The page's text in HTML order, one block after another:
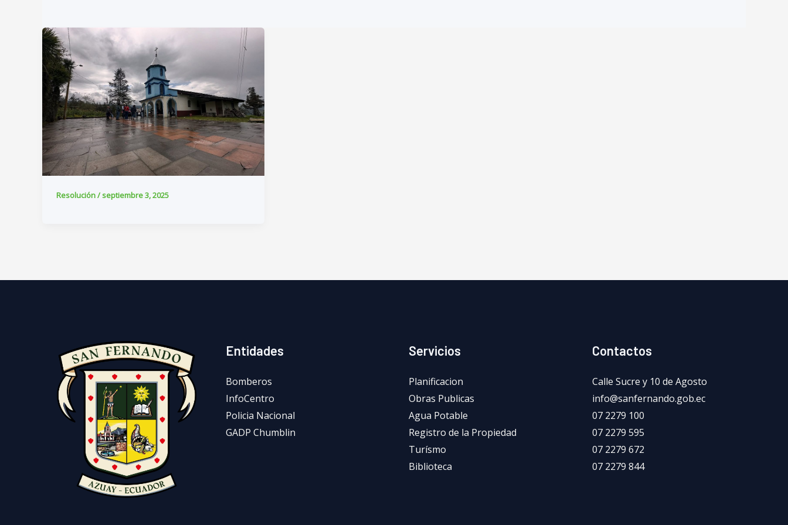
Resolución/septiembre 3, 2025
Entidades
Bomberos
InfoCentro
Policia Nacional
GADP Chumblin
Servicios
Planificacion
Obras Publicas
Agua Potable
Registro de la Propiedad
Turísmo
Biblioteca
Contactos
Calle Sucre y 10 de Agosto
info@sanfernando.gob.ec
07 2279 100
07 2279 595
07 2279 672
07 2279 844